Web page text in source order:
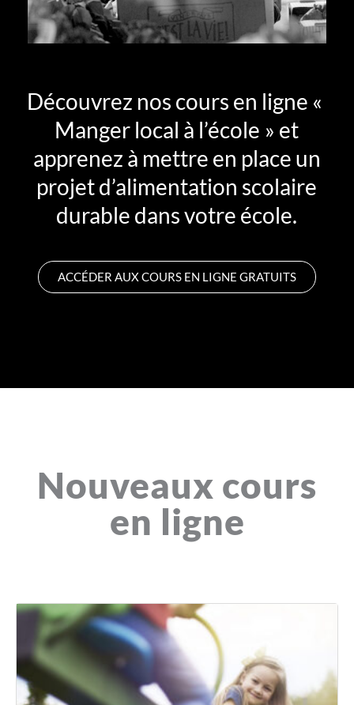
Découvrez nos cours en ligne «
Manger local à l’école » et
apprenez à mettre en place un
projet d’alimentation scolaire
durable dans votre école.
ACCÉDER AUX COURS EN LIGNE GRATUITS
Nouveaux cours
en ligne